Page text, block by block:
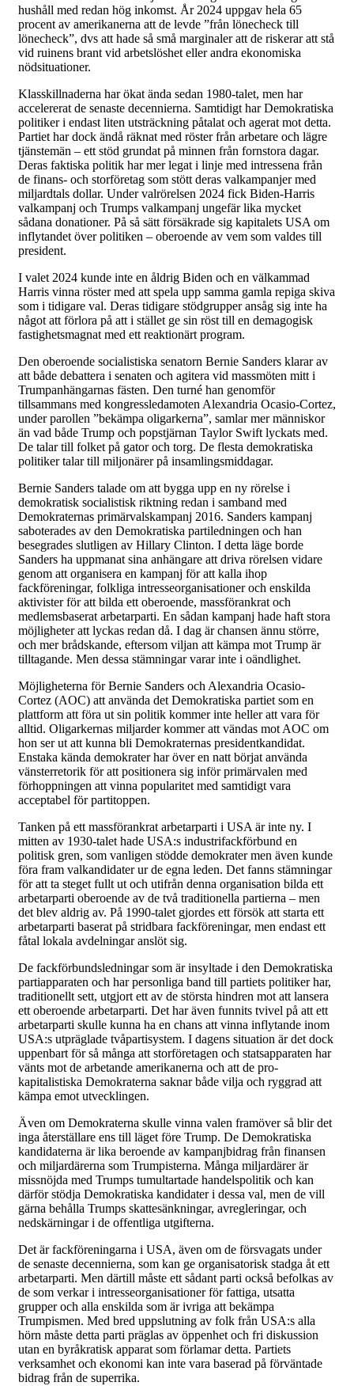
hushåll med redan hög inkomst. År 2024 uppgav hela 65
procent av amerikanerna att de levde ”från lönecheck till
lönecheck”, dvs att hade så små marginaler att de riskerar att stå
vid ruinens brant vid arbetslöshet eller andra ekonomiska
nödsituationer.
Klasskillnaderna har ökat ända sedan 1980-talet, men har
accelererat de senaste decennierna. Samtidigt har Demokratiska
politiker i endast liten utsträckning påtalat och agerat mot detta.
Partiet har dock ändå räknat med röster från arbetare och lägre
tjänstemän – ett stöd grundat på minnen från fornstora dagar.
Deras faktiska politik har mer legat i linje med intressena från
de finans- och storföretag som stött deras valkampanjer med
miljardtals dollar. Under valrörelsen 2024 fick Biden-Harris
valkampanj och Trumps valkampanj ungefär lika mycket
sådana donationer. På så sätt försäkrade sig kapitalets USA om
inflytandet över politiken – oberoende av vem som valdes till
president.
I valet 2024 kunde inte en åldrig Biden och en välkammad
Harris vinna röster med att spela upp samma gamla repiga skiva
som i tidigare val. Deras tidigare stödgrupper ansåg sig inte ha
något att förlora på att i stället ge sin röst till en demagogisk
fastighetsmagnat med ett reaktionärt program.
Den oberoende socialistiska senatorn Bernie Sanders klarar av
att både debattera i senaten och agitera vid massmöten mitt i
Trumpanhängarnas fästen. Den turné han genomför
tillsammans med kongressledamoten Alexandria Ocasio-Cortez,
under parollen ”bekämpa oligarkerna”, samlar mer människor
än vad både Trump och popstjärnan Taylor Swift lyckats med.
De talar till folket på gator och torg. De flesta demokratiska
politiker talar till miljonärer på insamlingsmiddagar.
Bernie Sanders talade om att bygga upp en ny rörelse i
demokratisk socialistisk riktning redan i samband med
Demokraternas primärvalskampanj 2016. Sanders kampanj
saboterades av den Demokratiska partiledningen och han
besegrades slutligen av Hillary Clinton. I detta läge borde
Sanders ha uppmanat sina anhängare att driva rörelsen vidare
genom att organisera en kampanj för att kalla ihop
fackföreningar, folkliga intresseorganisationer och enskilda
aktivister för att bilda ett oberoende, massförankrat och
medlemsbaserat arbetarparti. En sådan kampanj hade haft stora
möjligheter att lyckas redan då. I dag är chansen ännu större,
och mer brådskande, eftersom viljan att kämpa mot Trump är
tilltagande. Men dessa stämningar varar inte i oändlighet.
Möjligheterna för Bernie Sanders och Alexandria Ocasio-
Cortez (AOC) att använda det Demokratiska partiet som en
plattform att föra ut sin politik kommer inte heller att vara för
alltid. Oligarkernas miljarder kommer att vändas mot AOC om
hon ser ut att kunna bli Demokraternas presidentkandidat.
Enstaka kända demokrater har över en natt börjat använda
vänsterretorik för att positionera sig inför primärvalen med
förhoppningen att vinna popularitet med samtidigt vara
acceptabel för partitoppen.
Tanken på ett massförankrat arbetarparti i USA är inte ny. I
mitten av 1930-talet hade USA:s industrifackförbund en
politisk gren, som vanligen stödde demokrater men även kunde
föra fram valkandidater ur de egna leden. Det fanns stämningar
för att ta steget fullt ut och utifrån denna organisation bilda ett
arbetarparti oberoende av de två traditionella partierna – men
det blev aldrig av. På 1990-talet gjordes ett försök att starta ett
arbetarparti baserat på stridbara fackföreningar, men endast ett
fåtal lokala avdelningar anslöt sig.
De fackförbundsledningar som är insyltade i den Demokratiska
partiapparaten och har personliga band till partiets politiker har,
traditionellt sett, utgjort ett av de största hindren mot att lansera
ett oberoende arbetarparti. Det har även funnits tvivel på att ett
arbetarparti skulle kunna ha en chans att vinna inflytande inom
USA:s utpräglade tvåpartisystem. I dagens situation är det dock
uppenbart för så många att storföretagen och statsapparaten har
vänts mot de arbetande amerikanerna och att de pro-
kapitalistiska Demokraterna saknar både vilja och ryggrad att
kämpa emot utvecklingen.
Även om Demokraterna skulle vinna valen framöver så blir det
inga återställare ens till läget före Trump. De Demokratiska
kandidaterna är lika beroende av kampanjbidrag från finansen
och miljardärerna som Trumpisterna. Många miljardärer är
missnöjda med Trumps tumultartade handelspolitik och kan
därför stödja Demokratiska kandidater i dessa val, men de vill
gärna behålla Trumps skattesänkningar, avregleringar, och
nedskärningar i de offentliga utgifterna.
Det är fackföreningarna i USA, även om de försvagats under
de senaste decennierna, som kan ge organisatorisk stadga åt ett
arbetarparti. Men därtill måste ett sådant parti också befolkas av
de som verkar i intresseorganisationer för fattiga, utsatta
grupper och alla enskilda som är ivriga att bekämpa
Trumpismen. Med bred uppslutning av folk från USA:s alla
hörn måste detta parti präglas av öppenhet och fri diskussion
utan en byråkratisk apparat som förlamar detta. Partiets
verksamhet och ekonomi kan inte vara baserad på förväntade
bidrag från de superrika.